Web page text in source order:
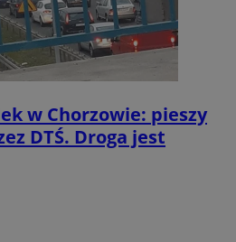
w Chorzowie: pieszy
DTŚ. Droga jest